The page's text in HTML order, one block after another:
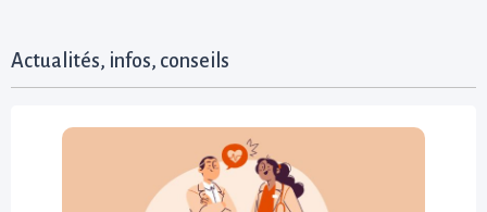
Actualités, infos, conseils